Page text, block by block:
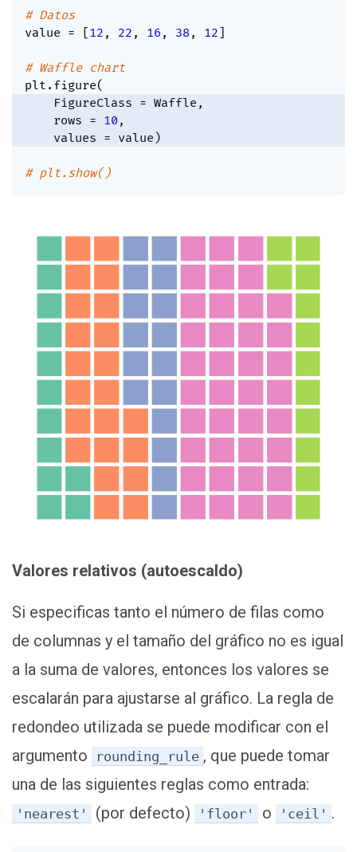
# Datos
value = [12 , 22 , 16 , 38, 12]
# Waffle chart
plt . figure(
    FigureClass
= Waffle ,
    rows
= 10 ,
    values
= value )
# plt.show()
Valores relativos (autoescaldo)
Si especificas tanto el número de filas como
de columnas y el tamaño del gráfico no es igual
a la suma de valores, entonces los valores se
escalarán para ajustarse al gráfico. La regla de
redondeo utilizada se puede modificar con el
argumento
rounding_rule , que puede tomar
una de las siguientes reglas como entrada:
'nearest' (por defecto) 'floor' o 'ceil' .